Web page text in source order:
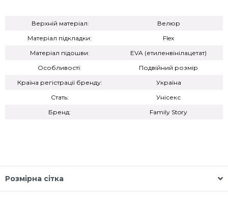
Верхній матеріал:
Велюр
Матеріал підкладки:
Flex
Матеріал підошви:
EVA (етиленвінілацетат)
Особливості:
Подвійний розмір
Країна регістрації бренду:
Україна
Стать:
Унісекс
Бренд:
Family Story
Розмірна сітка